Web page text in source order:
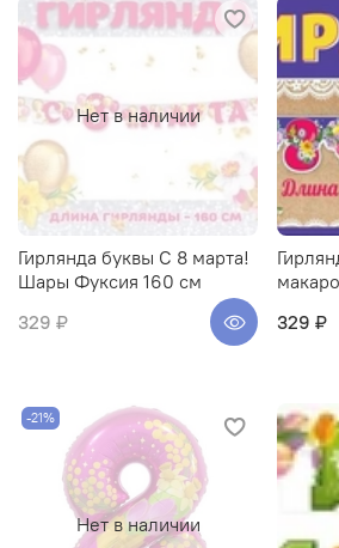
Нет в наличии
Гирлянда буквы С 8 марта!
Шары Фуксия 160 см
329 ₽
329 ₽
Нет в наличии
-21%